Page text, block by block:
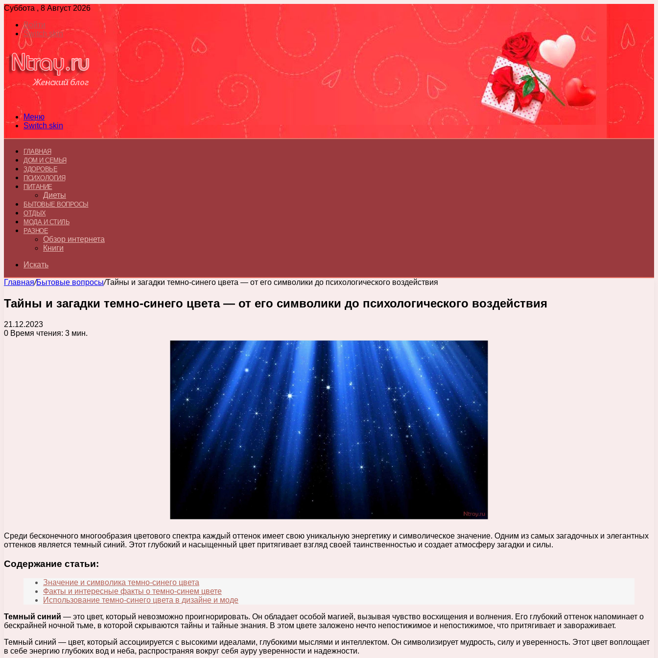
Суббота , 8 Август 2026
Войти
Switch skin
Меню
Switch skin
ГЛАВНАЯ
ДОМ И СЕМЬЯ
ЗДОРОВЬЕ
ПСИХОЛОГИЯ
ПИТАНИЕ
Диеты
БЫТОВЫЕ ВОПРОСЫ
ОТДЫХ
МОДА И СТИЛЬ
РАЗНОЕ
Обзор интернета
Книги
Искать
Главная/Бытовые вопросы/Тайны и загадки темно-синего цвета — от его символики до психологического воздействия
Тайны и загадки темно-синего цвета — от его символики до психологического воздействия
21.12.2023
0 Время чтения: 3 мин.
Среди бесконечного многообразия цветового спектра каждый оттенок имеет свою уникальную энергетику и символическое значение. Одним из самых загадочных и элегантных
оттенков является темный синий. Этот глубокий и насыщенный цвет притягивает взгляд своей таинственностью и создает атмосферу загадки и силы.
Содержание статьи:
Значение и символика темно-синего цвета
Факты и интересные факты о темно-синем цвете
Использование темно-синего цвета в дизайне и моде
Темный синий — это цвет, который невозможно проигнорировать. Он обладает особой магией, вызывая чувство восхищения и волнения. Его глубокий оттенок напоминает о
бескрайней ночной тьме, в которой скрываются тайны и тайные знания. В этом цвете заложено нечто непостижимое и непостижимое, что притягивает и завораживает.
Темный синий — цвет, который ассоциируется с высокими идеалами, глубокими мыслями и интеллектом. Он символизирует мудрость, силу и уверенность. Этот цвет воплощает
в себе энергию глубоких вод и неба, распространяя вокруг себя ауру уверенности и надежности.